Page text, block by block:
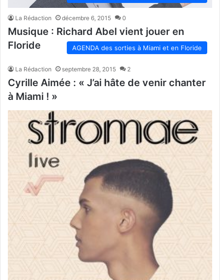
La Rédaction décembre 6, 2015 0
Musique : Richard Abel vient jouer en
Floride
AGENDA des sorties à Miami et en Floride
La Rédaction septembre 28, 2015 2
Cyrille Aimée : « J’ai hâte de venir chanter
à Miami ! »